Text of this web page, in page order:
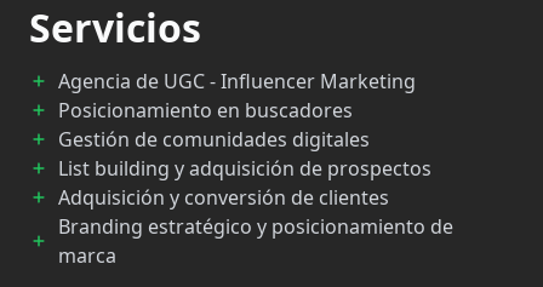
Servicios
Agencia de UGC - Influencer Marketing
Posicionamiento en buscadores
Gestión de comunidades digitales
List building y adquisición de prospectos
Adquisición y conversión de clientes
Branding estratégico y posicionamiento de
marca